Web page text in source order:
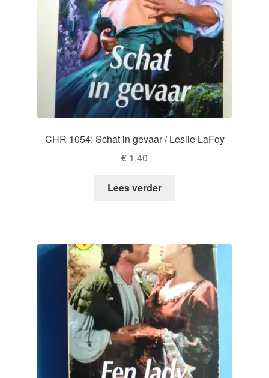
CHR 1054: Schat in gevaar / Leslie LaFoy
€ 1,40
Lees verder